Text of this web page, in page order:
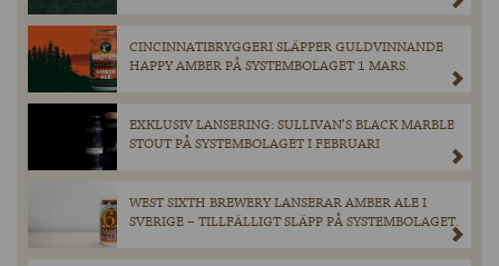
CINCINNATIBRYGGERI SLÄPPER GULDVINNANDE
HAPPY AMBER PÅ SYSTEMBOLAGET 1 MARS.
EXKLUSIV LANSERING: SULLIVAN’S BLACK MARBLE
STOUT PÅ SYSTEMBOLAGET I FEBRUARI
WEST SIXTH BREWERY LANSERAR AMBER ALE I
SVERIGE – TILLFÄLLIGT SLÄPP PÅ SYSTEMBOLAGET.